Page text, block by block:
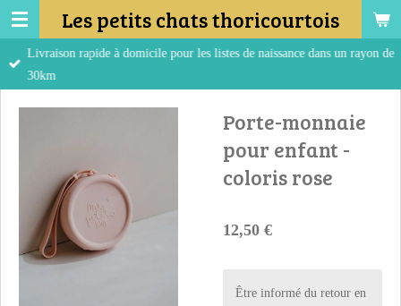
Passer
au
contenu
Les petits chats thoricourtois
Livraison rapide à domicile pour les listes de naissance dans un rayon de
30km
Porte-monnaie
pour enfant -
coloris rose
12,50 €
Être informé du retour en